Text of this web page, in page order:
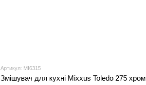
Артикул: MI6315
Змішувач для кухні Mixxus Toledo 275 хром